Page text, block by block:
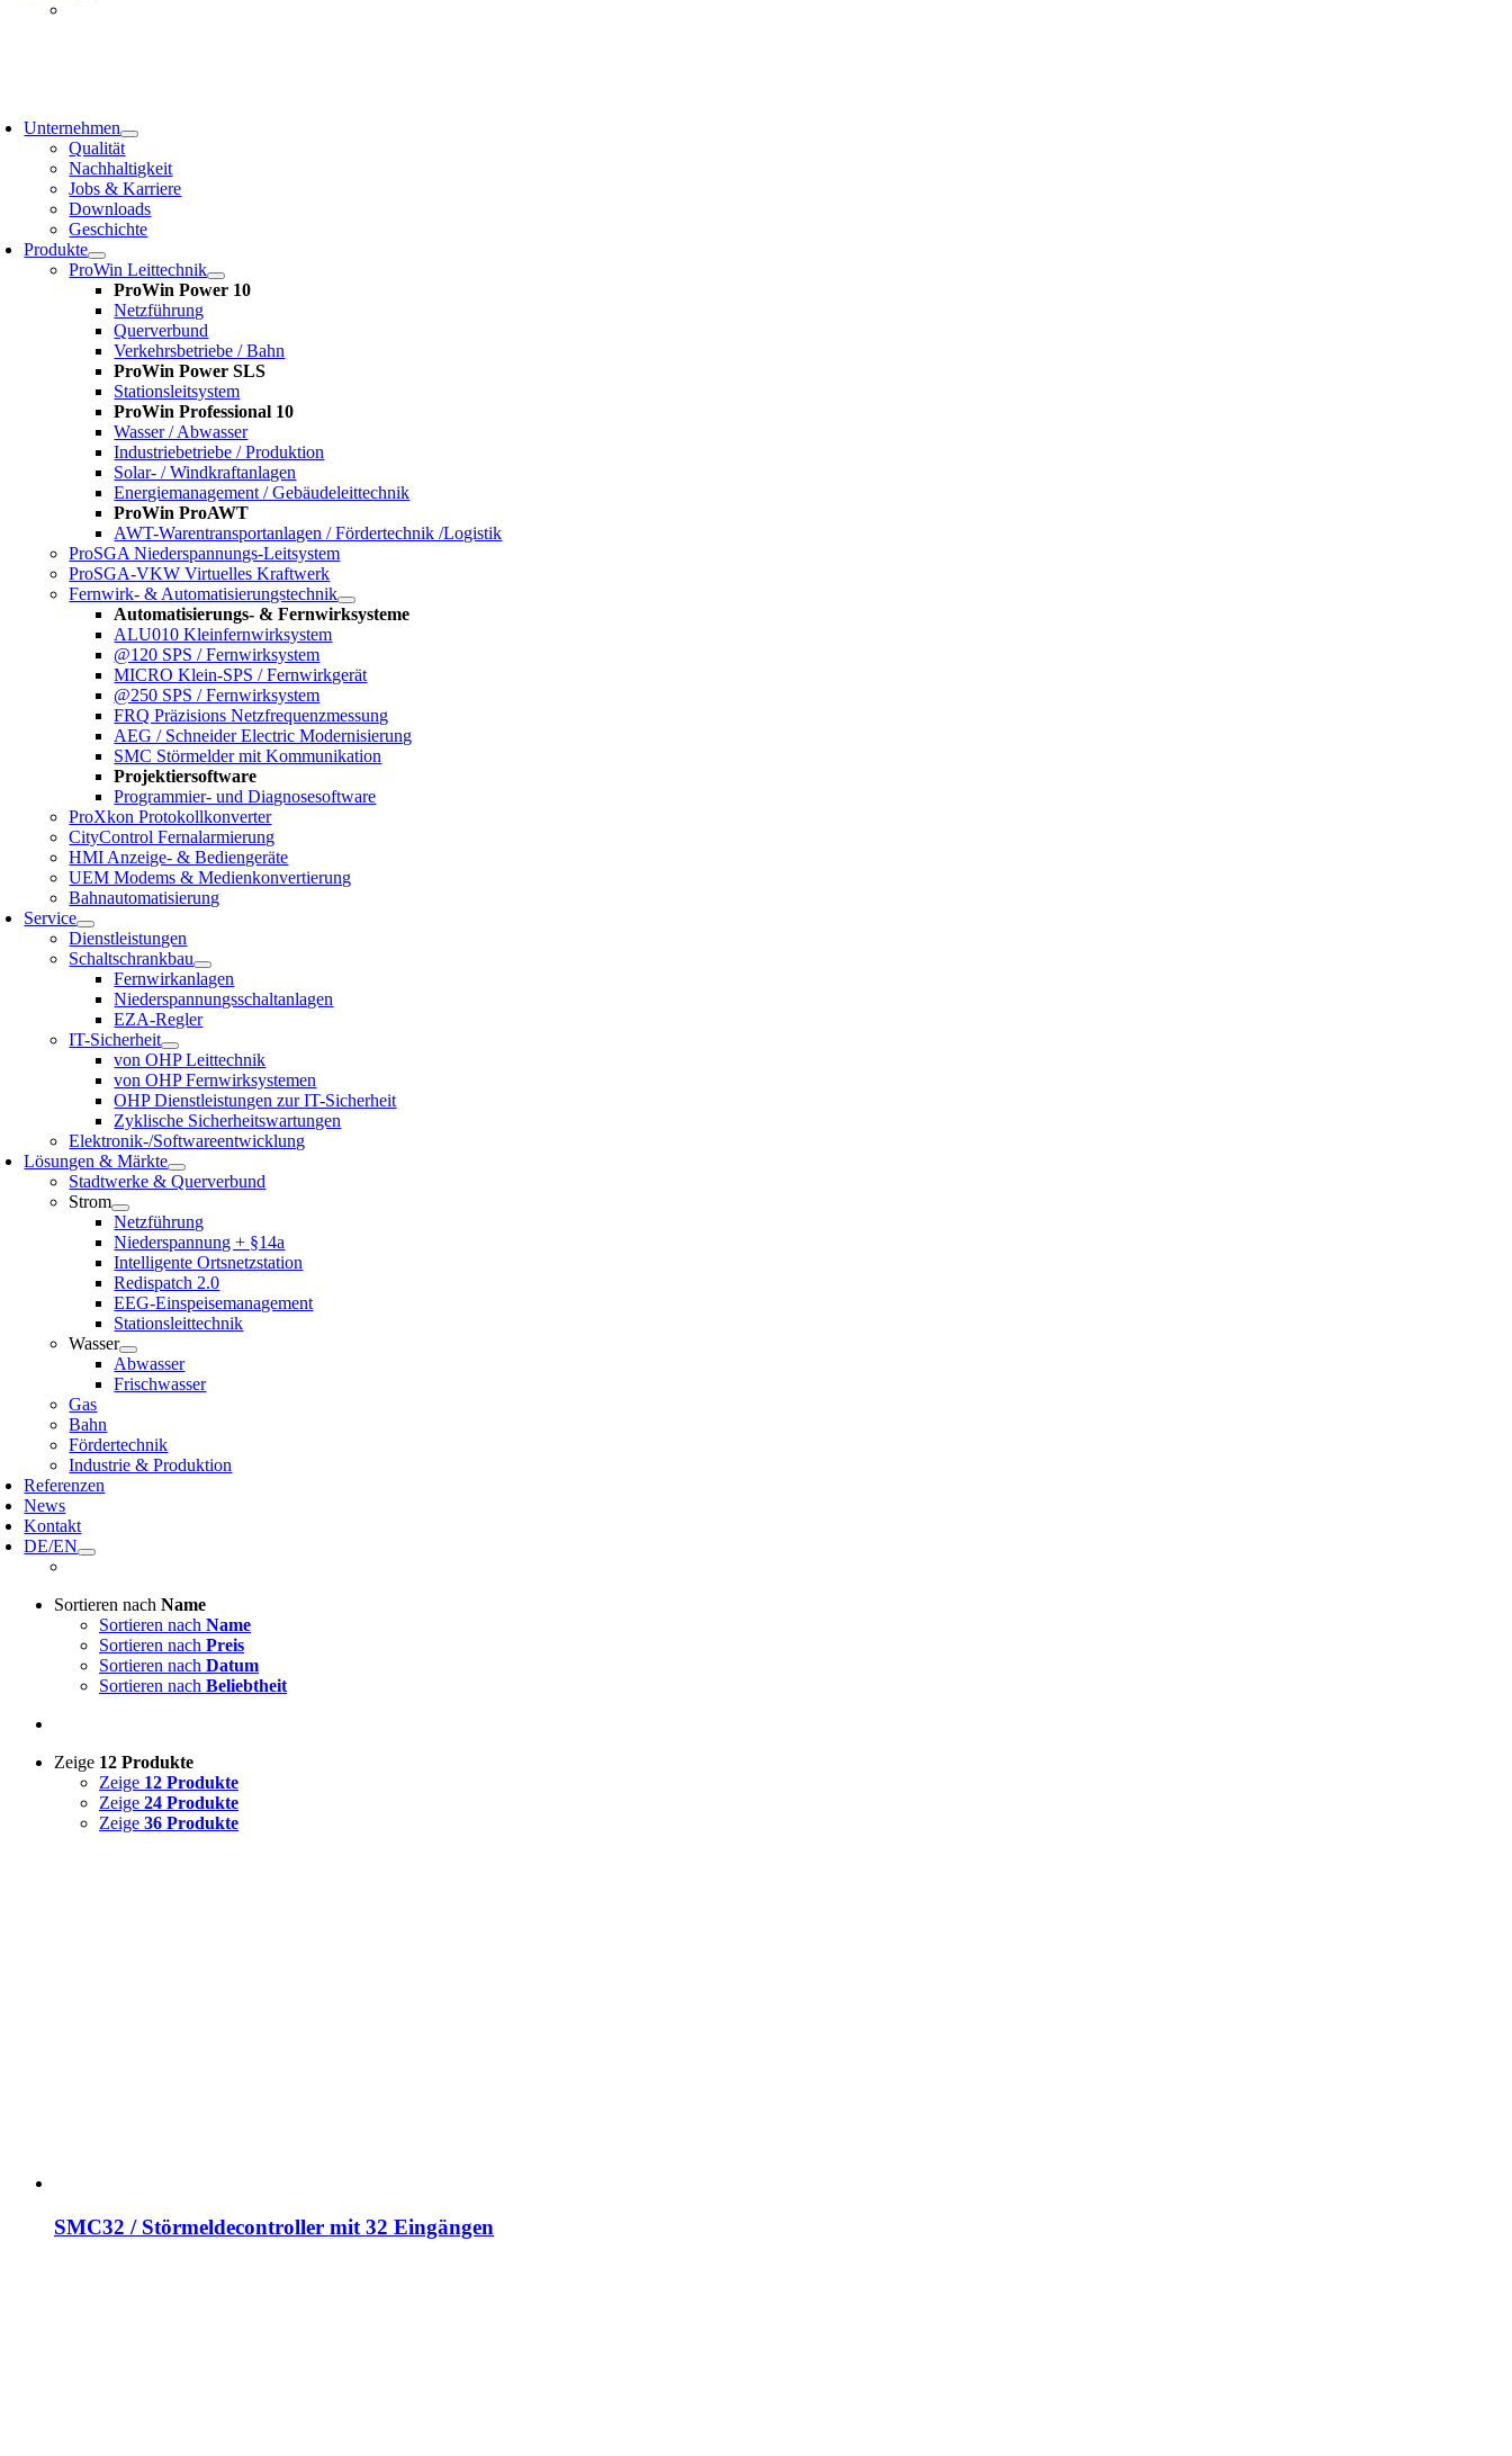
Unternehmen
Qualität
Nachhaltigkeit
Jobs & Karriere
Downloads
Geschichte
Produkte
ProWin Leittechnik
ProWin Power 10
Netzführung
Querverbund
Verkehrsbetriebe / Bahn
ProWin Power SLS
Stationsleitsystem
ProWin Professional 10
Wasser / Abwasser
Industriebetriebe / Produktion
Solar- / Windkraftanlagen
Energiemanagement / Gebäudeleittechnik
ProWin ProAWT
AWT-Warentransportanlagen / Fördertechnik /Logistik
ProSGA Niederspannungs-Leitsystem
ProSGA-VKW Virtuelles Kraftwerk
Fernwirk- & Automatisierungstechnik
Automatisierungs- & Fernwirksysteme
ALU010 Kleinfernwirksystem
@120 SPS / Fernwirksystem
MICRO Klein-SPS / Fernwirkgerät
@250 SPS / Fernwirksystem
FRQ Präzisions Netzfrequenzmessung
AEG / Schneider Electric Modernisierung
SMC Störmelder mit Kommunikation
Projektiersoftware
Programmier- und Diagnosesoftware
ProXkon Protokollkonverter
CityControl Fernalarmierung
HMI Anzeige- & Bediengeräte
UEM Modems & Medienkonvertierung
Bahnautomatisierung
Service
Dienstleistungen
Schaltschrankbau
Fernwirkanlagen
Niederspannungsschaltanlagen
EZA-Regler
IT-Sicherheit
von OHP Leittechnik
von OHP Fernwirksystemen
OHP Dienstleistungen zur IT-Sicherheit
Zyklische Sicherheitswartungen
Elektronik-/Softwareentwicklung
Lösungen & Märkte
Stadtwerke & Querverbund
Strom
Netzführung
Niederspannung + §14a
Intelligente Ortsnetzstation
Redispatch 2.0
EEG-Einspeisemanagement
Stationsleittechnik
Wasser
Abwasser
Frischwasser
Gas
Bahn
Fördertechnik
Industrie & Produktion
Referenzen
News
Kontakt
DE/EN
Sortieren nach Name
Sortieren nach Name
Sortieren nach Preis
Sortieren nach Datum
Sortieren nach Beliebtheit
Zeige 12 Produkte
Zeige 12 Produkte
Zeige 24 Produkte
Zeige 36 Produkte
SMC32 / Störmeldecontroller mit 32 Eingängen